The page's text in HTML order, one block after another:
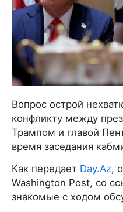
Вопрос острой
конфликту между
Трампом и главой
время заседания
Как передает Day.Az,
Washington Post, со
знакомые с ходом